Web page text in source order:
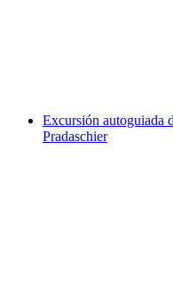
Excursión autoguiada
Pradaschier